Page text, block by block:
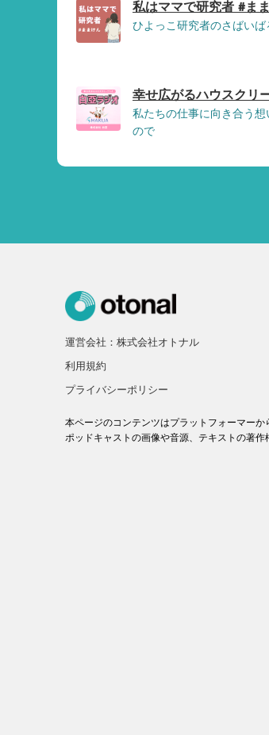
私はママで研究者 #ま
ひよっこ研究者のさばいば
幸せ広がるハウスクリ
私たちの仕事に向き合う
ので
運営会社：株式会社オトナル
利用規約
プライバシーポリシー
本ページのコンテンツはプラットフォーマーか
ポッドキャストの画像や音源、テキストの著作